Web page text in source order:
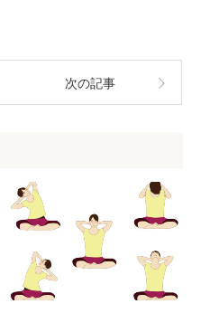
次の記事